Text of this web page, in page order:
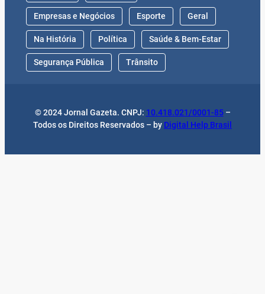
Empresas e Negócios Esporte Geral
Na História Política Saúde & Bem-Estar
Segurança Pública Trânsito
© 2024 Jornal Gazeta. CNPJ: 10.418.021/0001-85–
Todos os Direitos Reservados – by Digital Help Brasil